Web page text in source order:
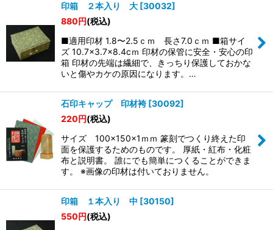
印箱 ２本入り 大 [30032]
880円(税込)
■適用印材 1.8〜2.5ｃｍ 長さ7.0ｃｍ ■箱サイ
ズ 10.7×3.7×8.4cｍ 印材の保管に安全・安心の印
箱 印材の先端は繊細で、きっちり保護しておかな
いと傷やカケの原因になります。…
石印キャップ 印材袴 [30092]
220円(税込)
サイズ 100×150×1ｍｍ 篆刻でつくり終えた印
面を保護するためのものです。 厚紙・紅布・化粧
布と説明書。 誰にでも簡単につくることができま
す。 ※画像の印材は付いておりません。
印箱 １本入り 中 [30150]
550円(税込)